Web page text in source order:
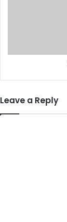
Leave a Reply